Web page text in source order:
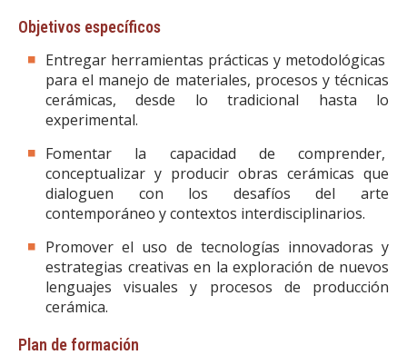
Objetivos específicos
Entregar herramientas prácticas y metodológicas
para el manejo de materiales, procesos y técnicas
cerámicas, desde lo tradicional hasta lo
experimental.
Fomentar la capacidad de comprender,
conceptualizar y producir obras cerámicas que
dialoguen con los desafíos del arte
contemporáneo y contextos interdisciplinarios.
Promover el uso de tecnologías innovadoras y
estrategias creativas en la exploración de nuevos
lenguajes visuales y procesos de producción
cerámica.
Plan de formación